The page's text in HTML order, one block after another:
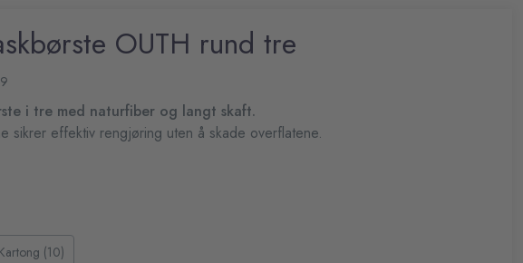
OUTH rund tre
i tre med naturfiber og langt skaft.
sikrer effektiv rengjøring uten å skade overflatene.
Kartong (10)